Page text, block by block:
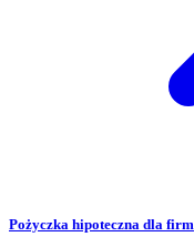
Pożyczka hipoteczna dla firm